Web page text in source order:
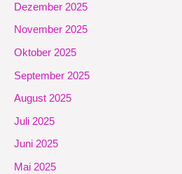
Dezember 2025
November 2025
Oktober 2025
September 2025
August 2025
Juli 2025
Juni 2025
Mai 2025